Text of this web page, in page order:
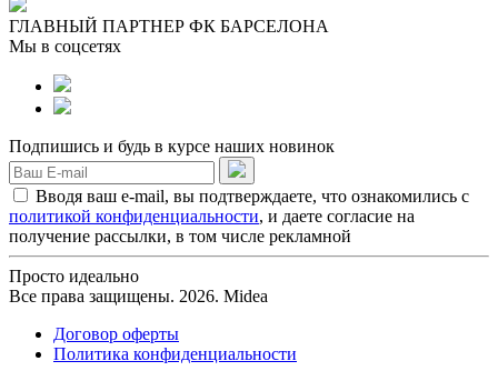
ГЛАВНЫЙ ПАРТНЕР ФК БАРСЕЛОНА
Мы в соцсетях
Подпишись и будь в курсе наших новинок
Вводя ваш e-mail, вы подтверждаете, что ознакомились с
политикой конфиденциальности, и даете согласие на
получение рассылки, в том числе рекламной
Просто идеально
Все права защищены. 2026. Midea
Договор оферты
Политика конфиденциальности